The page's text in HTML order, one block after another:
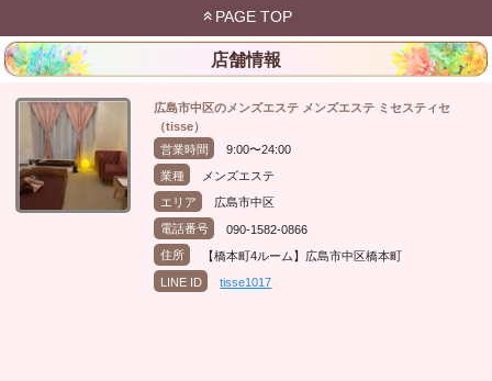
PAGE TOP
店舗情報
広島市中区のメンズエステ メンズエステ ミセスティセ
（tisse）
営業時間
9:00〜24:00
業種 メンズエステ
エリア 広島市中区
電話番号 090-1582-0866
住所 【橋本町4ルーム】広島市中区橋本町
LINE ID tisse1017